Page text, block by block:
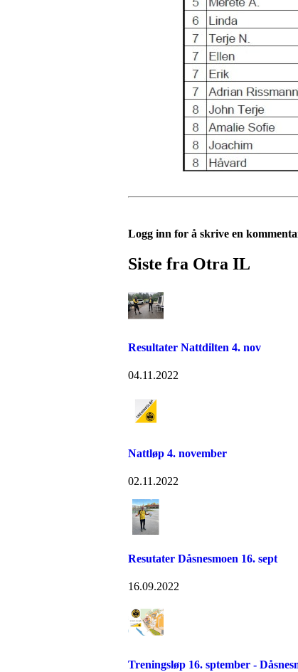
Logg inn for å skrive en
Siste fra Otra IL
Resultater Nattdilten 4. nov
04.11.2022
Nattløp 4. november
02.11.2022
Resutater Dåsnesmoen 16. sept
16.09.2022
Treningsløp 16. sptember -